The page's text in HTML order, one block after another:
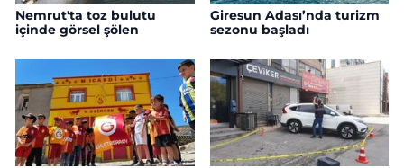
Nemrut'ta toz bulutu
içinde görsel şölen
Giresun Adası’nda turizm
sezonu başladı